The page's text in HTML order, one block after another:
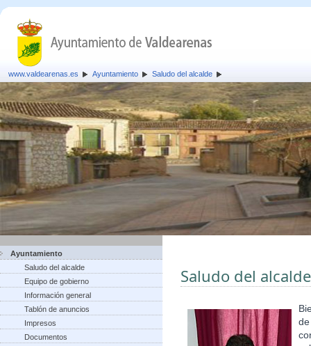
www.valdearenas.es Ayuntamiento Saludo del alcalde
Ayuntamiento
Saludo del alcalde
Equipo de gobierno
Información general
Tablón de anuncios
Impresos
Documentos
Saludo del alcalde